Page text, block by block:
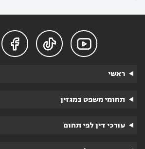



ראשי
תחומי משפט במגזין
עורכי דין לפי תחום